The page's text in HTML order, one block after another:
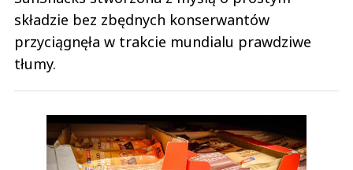
składzie bez zbędnych konserwantów
przyciągnęła w trakcie mundialu prawdziwe
tłumy.